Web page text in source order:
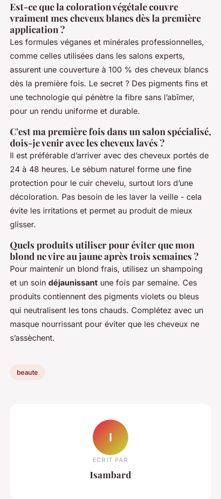
Est-ce que la coloration végétale couvre
vraiment mes cheveux blancs dès la première
application ?
Les formules véganes et minérales professionnelles,
comme celles utilisées dans les salons experts,
assurent une couverture à 100 % des cheveux blancs
dès la première fois. Le secret ? Des pigments fins et
une technologie qui pénètre la fibre sans l’abîmer,
pour un rendu uniforme et durable.
C'est ma première fois dans un salon spécialisé,
dois-je venir avec les cheveux lavés ?
Il est préférable d’arriver avec des cheveux portés de
24 à 48 heures. Le sébum naturel forme une fine
protection pour le cuir chevelu, surtout lors d’une
décoloration. Pas besoin de les laver la veille - cela
évite les irritations et permet au produit de mieux
glisser.
Quels produits utiliser pour éviter que mon
blond ne vire au jaune après trois semaines ?
Pour maintenir un blond frais, utilisez un shampoing
et un soin déjaunissant une fois par semaine. Ces
produits contiennent des pigments violets ou bleus
qui neutralisent les tons chauds. Complétez avec un
masque nourrissant pour éviter que les cheveux ne
s’assèchent.
beaute
I
ECRIT PAR
Isambard